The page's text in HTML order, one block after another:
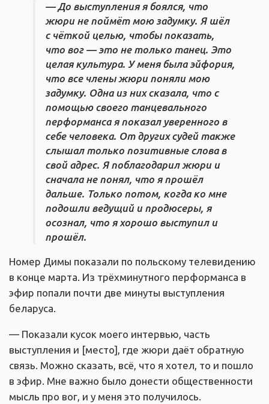
— До выступления я боялся, что
жюри не поймёт мою задумку. Я шёл
с чёткой целью, чтобы показать,
что вог — это не только танец. Это
целая культура. У меня была эйфория,
что все члены жюри поняли мою
задумку. Одна из них сказала, что с
помощью своего танцевального
перформанса я показал уверенного в
себе человека. От других судей также
слышал только позитивные слова в
свой адрес. Я поблагодарил жюри и
сначала не понял, что я прошёл
дальше. Только потом, когда ко мне
подошли ведущий и продюсеры, я
осознал, что я хорошо выступил и
прошёл.
Номер Димы показали по польскому телевидению
в конце марта. Из трёхминутного перформанса в
эфир попали почти две минуты выступления
беларуса.
— Показали кусок моего интервью, часть
выступления и [место], где жюри даёт обратную
связь. Можно сказать, всё, что я хотел, то и пошло
в эфир. Мне важно было донести общественности
мысль про вог, и у меня это получилось.